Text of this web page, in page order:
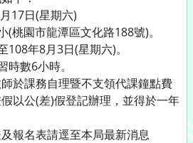
17日(星期六)
桃園市龍潭區文化路188號)。
年8月3日(星期六)。
數6小時。
於課務自理暨不支領代課鐘點費
以公(差)假登記辦理，並得於一年
報名表請逕至本局最新消息